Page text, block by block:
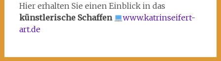
Hier erhalten Sie einen Einblick in das
künstlerische Schaffen
www.katrinseifert-
art.de